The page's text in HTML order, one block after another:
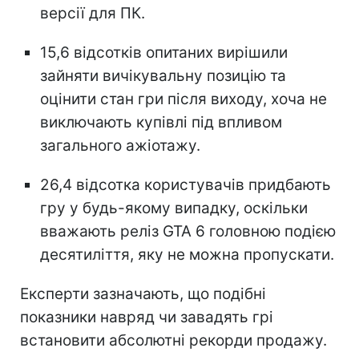
версії для ПК.
15,6 відсотків опитаних вирішили
зайняти вичікувальну позицію та
оцінити стан гри після виходу, хоча не
виключають купівлі під впливом
загального ажіотажу.
26,4 відсотка користувачів придбають
гру у будь-якому випадку, оскільки
вважають реліз GTA 6 головною подією
десятиліття, яку не можна пропускати.
Експерти зазначають, що подібні
показники навряд чи завадять грі
встановити абсолютні рекорди продажу.